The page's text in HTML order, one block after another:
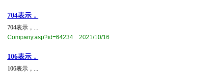
704表示，
704表示，...
Company.asp?id=64234 2021/10/16
106表示，
106表示，...